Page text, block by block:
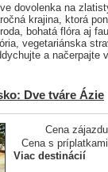
dovolenka na
krajina, ktorá
bohatá flóra aj
vegetariánska
a načerpajte
Dve tváre Ázie
Cena
Cena s
Viac destinácií